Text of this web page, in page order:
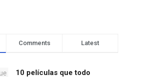
Comments Latest
10 películas que todo